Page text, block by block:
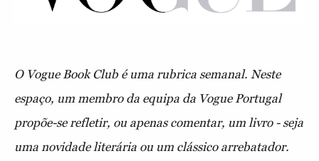
O Vogue Book Club é uma rubrica semanal. Neste
espaço, um membro da equipa da Vogue Portugal
propõe-se refletir, ou apenas comentar, um livro - seja
uma novidade literária ou um clássico arrebatador.